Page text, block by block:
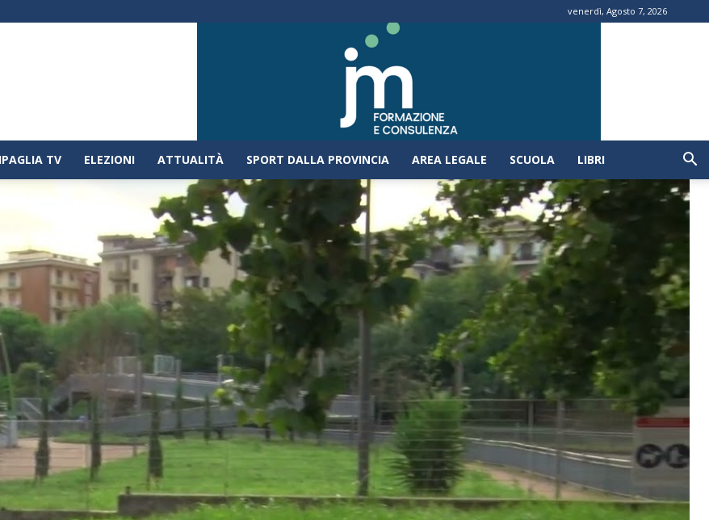
venerdì, Agosto 7, 2026
TV ELEZIONI ATTUALITÀ SPORT DALLA PROVINCIA AREA LEGALE SCUOLA LIBRI